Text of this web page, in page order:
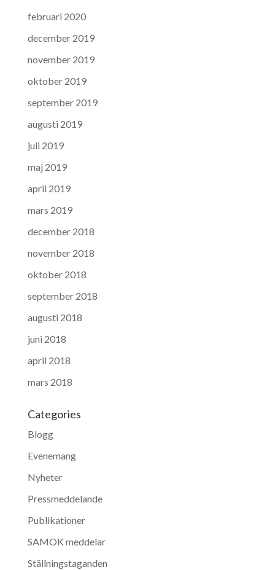
februari 2020
december 2019
november 2019
oktober 2019
september 2019
augusti 2019
juli 2019
maj 2019
april 2019
mars 2019
december 2018
november 2018
oktober 2018
september 2018
augusti 2018
juni 2018
april 2018
mars 2018
Categories
Blogg
Evenemang
Nyheter
Pressmeddelande
Publikationer
SAMOK meddelar
Ställningstaganden